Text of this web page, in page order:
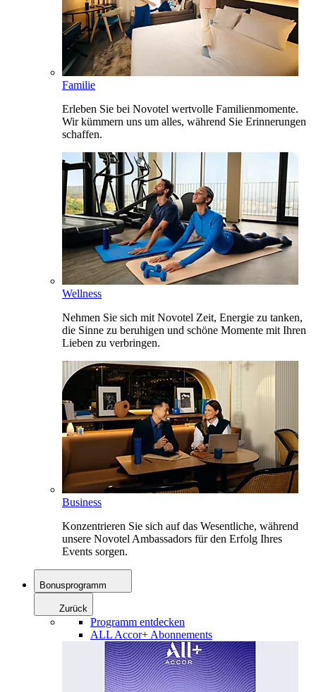
Familie
Erleben Sie bei Novotel wertvolle Familienmomente.
Wir kümmern uns um alles, während Sie Erinnerungen
schaffen.
Wellness
Nehmen Sie sich mit Novotel Zeit, Energie zu tanken,
die Sinne zu beruhigen und schöne Momente mit Ihren
Lieben zu verbringen.
Business
Konzentrieren Sie sich auf das Wesentliche, während
unsere Novotel Ambassadors für den Erfolg Ihres
Events sorgen.
Bonusprogramm
Zurück
Programm entdecken
ALL Accor+ Abonnements